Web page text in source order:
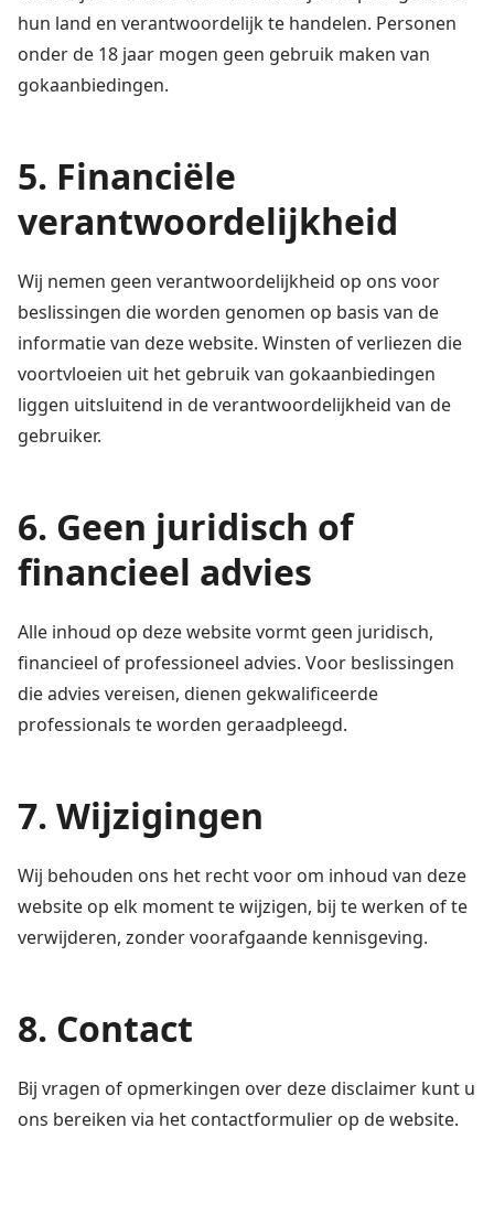
hun land en verantwoordelijk te handelen. Personen
onder de 18 jaar mogen geen gebruik maken van
gokaanbiedingen.
5. Financiële
verantwoordelijkheid
Wij nemen geen verantwoordelijkheid op ons voor
beslissingen die worden genomen op basis van de
informatie van deze website. Winsten of verliezen die
voortvloeien uit het gebruik van gokaanbiedingen
liggen uitsluitend in de verantwoordelijkheid van de
gebruiker.
6. Geen juridisch of
financieel advies
Alle inhoud op deze website vormt geen juridisch,
financieel of professioneel advies. Voor beslissingen
die advies vereisen, dienen gekwalificeerde
professionals te worden geraadpleegd.
7. Wijzigingen
Wij behouden ons het recht voor om inhoud van deze
website op elk moment te wijzigen, bij te werken of te
verwijderen, zonder voorafgaande kennisgeving.
8. Contact
Bij vragen of opmerkingen over deze disclaimer kunt u
ons bereiken via het contactformulier op de website.